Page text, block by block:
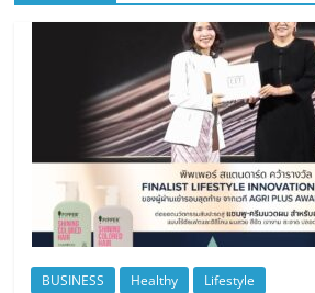
BUSINESS Healthy Lifestyle